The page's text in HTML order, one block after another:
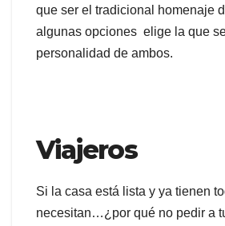
que ser el tradicional homenaje
algunas opciones elige la que
personalidad de ambos.
Viajeros
Si la casa está lista y ya tienen
necesitan…¿por qué no pedir a